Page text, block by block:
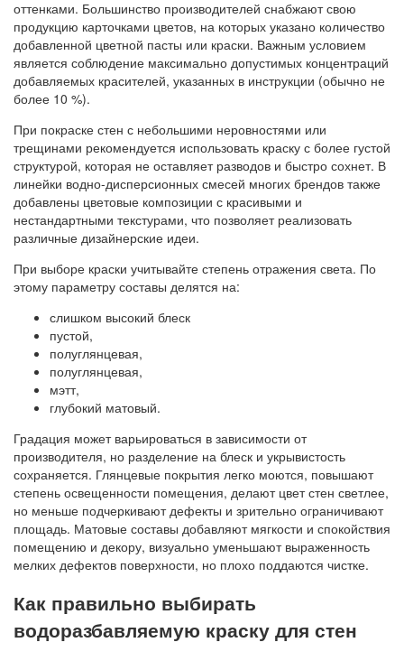
оттенками. Большинство производителей снабжают свою
продукцию карточками цветов, на которых указано количество
добавленной цветной пасты или краски. Важным условием
является соблюдение максимально допустимых концентраций
добавляемых красителей, указанных в инструкции (обычно не
более 10 %).
При покраске стен с небольшими неровностями или
трещинами рекомендуется использовать краску с более густой
структурой, которая не оставляет разводов и быстро сохнет. В
линейки водно-дисперсионных смесей многих брендов также
добавлены цветовые композиции с красивыми и
нестандартными текстурами, что позволяет реализовать
различные дизайнерские идеи.
При выборе краски учитывайте степень отражения света. По
этому параметру составы делятся на:
слишком высокий блеск
пустой,
полуглянцевая,
полуглянцевая,
мэтт,
глубокий матовый.
Градация может варьироваться в зависимости от
производителя, но разделение на блеск и укрывистость
сохраняется. Глянцевые покрытия легко моются, повышают
степень освещенности помещения, делают цвет стен светлее,
но меньше подчеркивают дефекты и зрительно ограничивают
площадь. Матовые составы добавляют мягкости и спокойствия
помещению и декору, визуально уменьшают выраженность
мелких дефектов поверхности, но плохо поддаются чистке.
Как правильно выбирать
водоразбавляемую краску для стен